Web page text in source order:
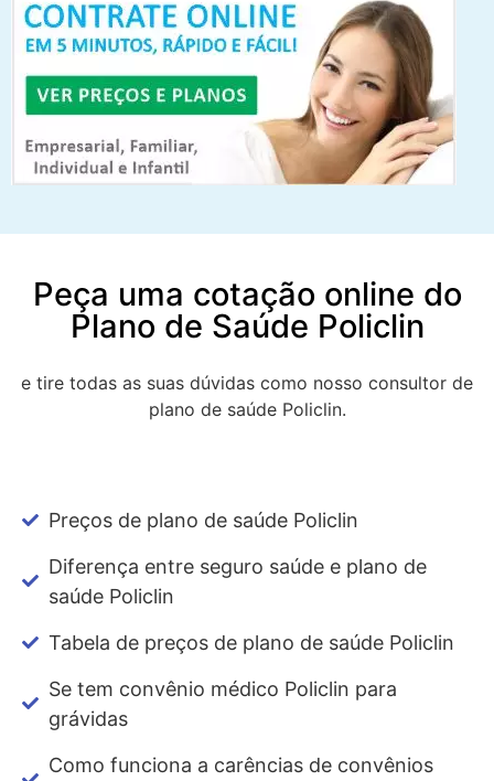
Peça uma cotação online do
Plano de Saúde Policlin
e tire todas as suas dúvidas como nosso consultor de
plano de saúde Policlin.
Preços de plano de saúde Policlin
Diferença entre seguro saúde e plano de
saúde Policlin
Tabela de preços de plano de saúde Policlin
Se tem convênio médico Policlin para
grávidas
Como funciona a carências de convênios